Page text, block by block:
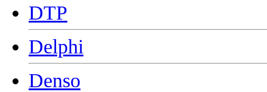
DTP
Delphi
Denso